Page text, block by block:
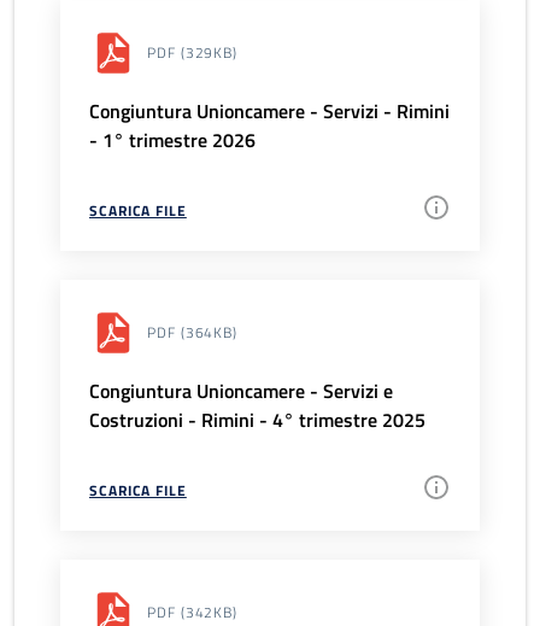
PDF (329KB)
Congiuntura Unioncamere - Servizi - Rimini
- 1° trimestre 2026
SCARICA FILE
PDF (364KB)
Congiuntura Unioncamere - Servizi e
Costruzioni - Rimini - 4° trimestre 2025
SCARICA FILE
PDF (342KB)